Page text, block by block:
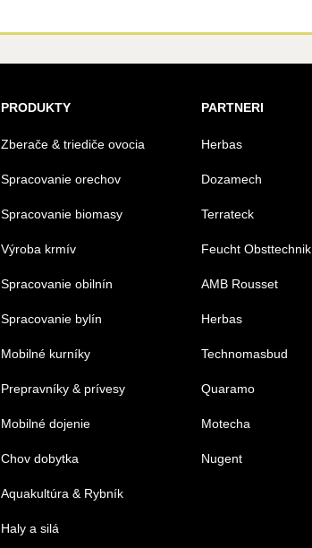
PRODUKTY
Zberače & triediče ovocia
Spracovanie orechov
Spracovanie biomasy
Výroba krmív
Spracovanie obilnín
Spracovanie bylín
Mobilné kurníky
Prepravníky & prívesy
Mobilné dojenie
Chov dobytka
Aquakultúra & Rybník
Haly a silá
PARTNERI
Herbas
Dozamech
Terrateck
Feucht Obsttechnik
AMB Rousset
Herbas
Technomasbud
Quaramo
Motecha
Nugent